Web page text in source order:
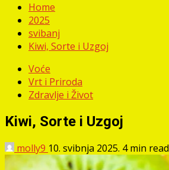
Home
2025
svibanj
Kiwi, Sorte i Uzgoj
Voće
Vrt i Priroda
Zdravlje i Život
Kiwi, Sorte i Uzgoj
molly9 10. svibnja 2025. 4 min read